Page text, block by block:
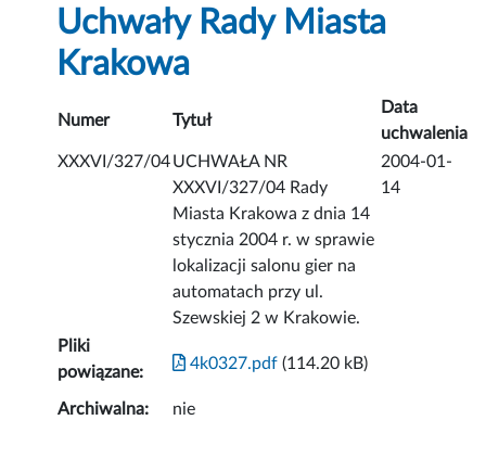
Uchwały Rady Miasta
Krakowa
Numer Tytuł
Data
uchwalenia
XXXVI/327/04UCHWAŁA NR
XXXVI/327/04 Rady
Miasta Krakowa z dnia 14
stycznia 2004 r. w sprawie
lokalizacji salonu gier na
automatach przy ul.
Szewskiej 2 w Krakowie.
2004-01-
14
Pliki
powiązane:
4k0327.pdf (114.20 kB)
Archiwalna: nie